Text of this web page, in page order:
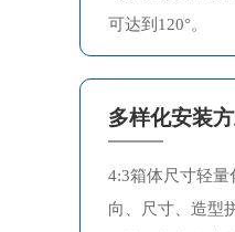
可达到120°。
多样化安装
4:3箱体尺寸轻
向、尺寸、造型